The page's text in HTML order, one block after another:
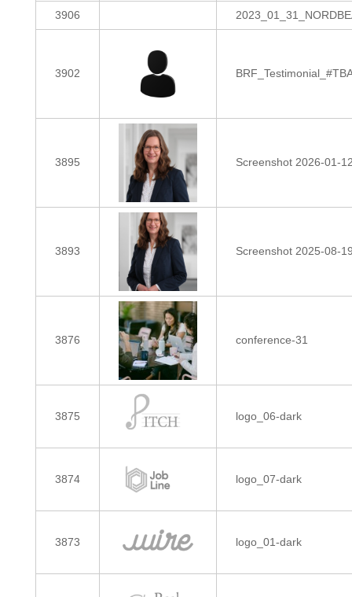
3906
3902
3895 Screenshot 2026-01-
3893 Screenshot 2025-08-
3876 conference-31
3875 logo_06-dark
3874 logo_07-dark
3873 logo_01-dark